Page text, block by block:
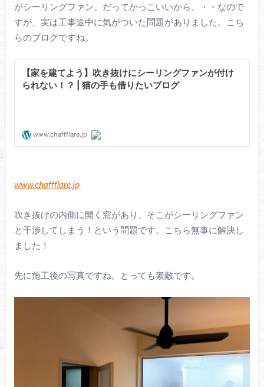
がシーリングファン。だってかっこいいから。・・なので
すが、実は工事途中に気がついた問題がありました。こち
らのブログですね。
www.chaffflare.jp
吹き抜けの内側に開く窓があり、そこがシーリングファン
と干渉してしまう！という問題です。こちら無事に解決し
ました！
先に施工後の写真ですね。とっても素敵です。